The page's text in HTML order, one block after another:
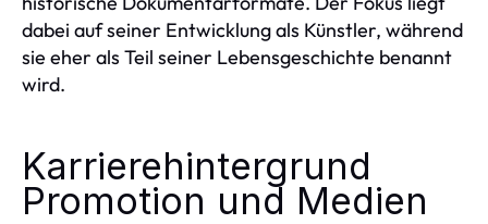
dabei auf seiner Entwicklung als Künstler, während
sie eher als Teil seiner Lebensgeschichte benannt
wird.
Karrierehintergrund
Promotion und Medien